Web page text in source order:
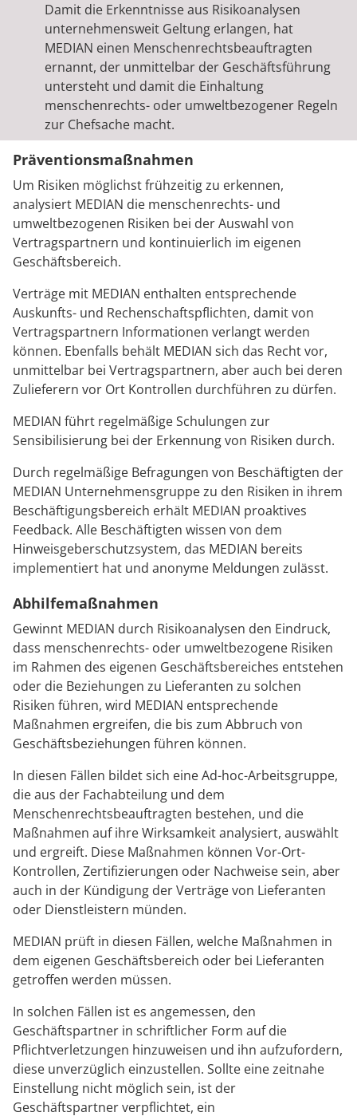
Damit die Erkenntnisse aus Risikoanalysen
unternehmensweit Geltung erlangen, hat
MEDIAN einen Menschenrechtsbeauftragten
ernannt, der unmittelbar der Geschäftsführung
untersteht und damit die Einhaltung
menschenrechts- oder umweltbezogener Regeln
zur Chefsache macht.
Präventionsmaßnahmen
Um Risiken möglichst frühzeitig zu erkennen,
analysiert MEDIAN die menschenrechts- und
umweltbezogenen Risiken bei der Auswahl von
Vertragspartnern und kontinuierlich im eigenen
Geschäftsbereich.
Verträge mit MEDIAN enthalten entsprechende
Auskunfts- und Rechenschaftspflichten, damit von
Vertragspartnern Informationen verlangt werden
können. Ebenfalls behält MEDIAN sich das Recht vor,
unmittelbar bei Vertragspartnern, aber auch bei deren
Zulieferern vor Ort Kontrollen durchführen zu dürfen.
MEDIAN führt regelmäßige Schulungen zur
Sensibilisierung bei der Erkennung von Risiken durch.
Durch regelmäßige Befragungen von Beschäftigten der
MEDIAN Unternehmensgruppe zu den Risiken in ihrem
Beschäftigungsbereich erhält MEDIAN proaktives
Feedback. Alle Beschäftigten wissen von dem
Hinweisgeberschutzsystem, das MEDIAN bereits
implementiert hat und anonyme Meldungen zulässt.
Abhilfemaßnahmen
Gewinnt MEDIAN durch Risikoanalysen den Eindruck,
dass menschenrechts- oder umweltbezogene Risiken
im Rahmen des eigenen Geschäftsbereiches entstehen
oder die Beziehungen zu Lieferanten zu solchen
Risiken führen, wird MEDIAN entsprechende
Maßnahmen ergreifen, die bis zum Abbruch von
Geschäftsbeziehungen führen können.
In diesen Fällen bildet sich eine Ad-hoc-Arbeitsgruppe,
die aus der Fachabteilung und dem
Menschenrechtsbeauftragten bestehen, und die
Maßnahmen auf ihre Wirksamkeit analysiert, auswählt
und ergreift. Diese Maßnahmen können Vor-Ort-
Kontrollen, Zertifizierungen oder Nachweise sein, aber
auch in der Kündigung der Verträge von Lieferanten
oder Dienstleistern münden.
MEDIAN prüft in diesen Fällen, welche Maßnahmen in
dem eigenen Geschäftsbereich oder bei Lieferanten
getroffen werden müssen.
In solchen Fällen ist es angemessen, den
Geschäftspartner in schriftlicher Form auf die
Pflichtverletzungen hinzuweisen und ihn aufzufordern,
diese unverzüglich einzustellen. Sollte eine zeitnahe
Einstellung nicht möglich sein, ist der
Geschäftspartner verpflichtet, ein